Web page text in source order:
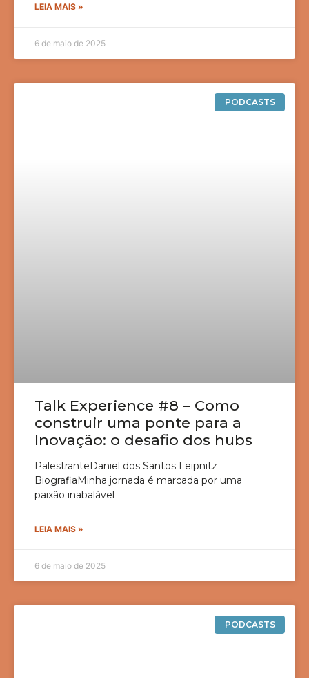
LEIA MAIS »
6 de maio de 2025
PODCASTS
Talk Experience #8 – Como
construir uma ponte para a
Inovação: o desafio dos hubs
PalestranteDaniel dos Santos Leipnitz
BiografiaMinha jornada é marcada por uma
paixão inabalável
LEIA MAIS »
6 de maio de 2025
PODCASTS